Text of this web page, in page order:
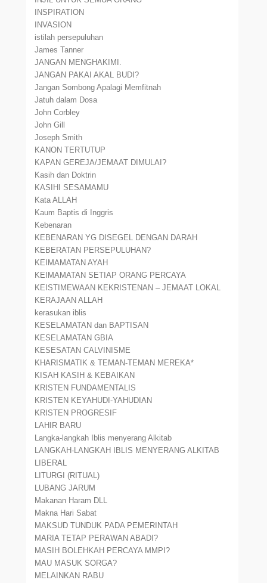
INSPIRATION
INVASION
istilah persepuluhan
James Tanner
JANGAN MENGHAKIMI.
JANGAN PAKAI AKAL BUDI?
Jangan Sombong Apalagi Memfitnah
Jatuh dalam Dosa
John Corbley
John Gill
Joseph Smith
KANON TERTUTUP
KAPAN GEREJA/JEMAAT DIMULAI?
Kasih dan Doktrin
KASIHI SESAMAMU
Kata ALLAH
Kaum Baptis di Inggris
Kebenaran
KEBENARAN YG DISEGEL DENGAN DARAH
KEBERATAN PERSEPULUHAN?
KEIMAMATAN AYAH
KEIMAMATAN SETIAP ORANG PERCAYA
KEISTIMEWAAN KEKRISTENAN – JEMAAT LOKAL
KERAJAAN ALLAH
kerasukan iblis
KESELAMATAN dan BAPTISAN
KESELAMATAN GBIA
KESESATAN CALVINISME
KHARISMATIK & TEMAN-TEMAN MEREKA*
KISAH KASIH & KEBAIKAN
KRISTEN FUNDAMENTALIS
KRISTEN KEYAHUDI-YAHUDIAN
KRISTEN PROGRESIF
LAHIR BARU
Langka-langkah Iblis menyerang Alkitab
LANGKAH-LANGKAH IBLIS MENYERANG ALKITAB
LIBERAL
LITURGI (RITUAL)
LUBANG JARUM
Makanan Haram DLL
Makna Hari Sabat
MAKSUD TUNDUK PADA PEMERINTAH
MARIA TETAP PERAWAN ABADI?
MASIH BOLEHKAH PERCAYA MMPI?
MAU MASUK SORGA?
MELAINKAN RABU